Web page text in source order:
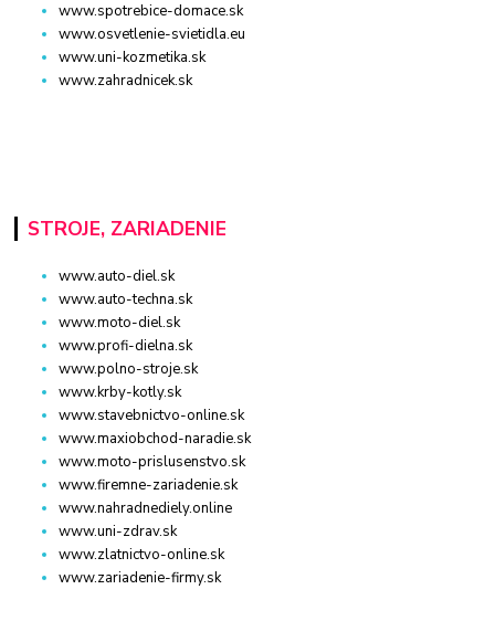
www.spotrebice-domace.sk
www.osvetlenie-svietidla.eu
www.uni-kozmetika.sk
www.zahradnicek.sk
STROJE, ZARIADENIE
www.auto-diel.sk
www.auto-techna.sk
www.moto-diel.sk
www.profi-dielna.sk
www.polno-stroje.sk
www.krby-kotly.sk
www.stavebnictvo-online.sk
www.maxiobchod-naradie.sk
www.moto-prislusenstvo.sk
www.firemne-zariadenie.sk
www.nahradnediely.online
www.uni-zdrav.sk
www.zlatnictvo-online.sk
www.zariadenie-firmy.sk